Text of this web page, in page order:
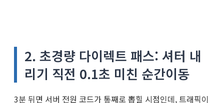
2. 초경량 다이렉트 패스: 셔터 내
리기 직전 0.1초 미친 순간이동
3분 뒤면 서버 전원 코드가 통째로 뽑힐 시점인데, 트래픽이